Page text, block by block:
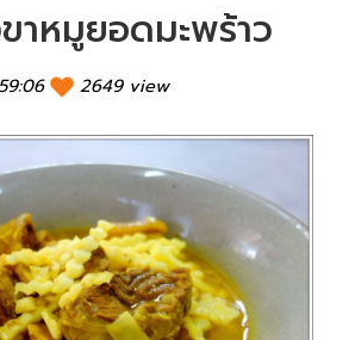
าหมูยอดมะพร้าว
2649 view